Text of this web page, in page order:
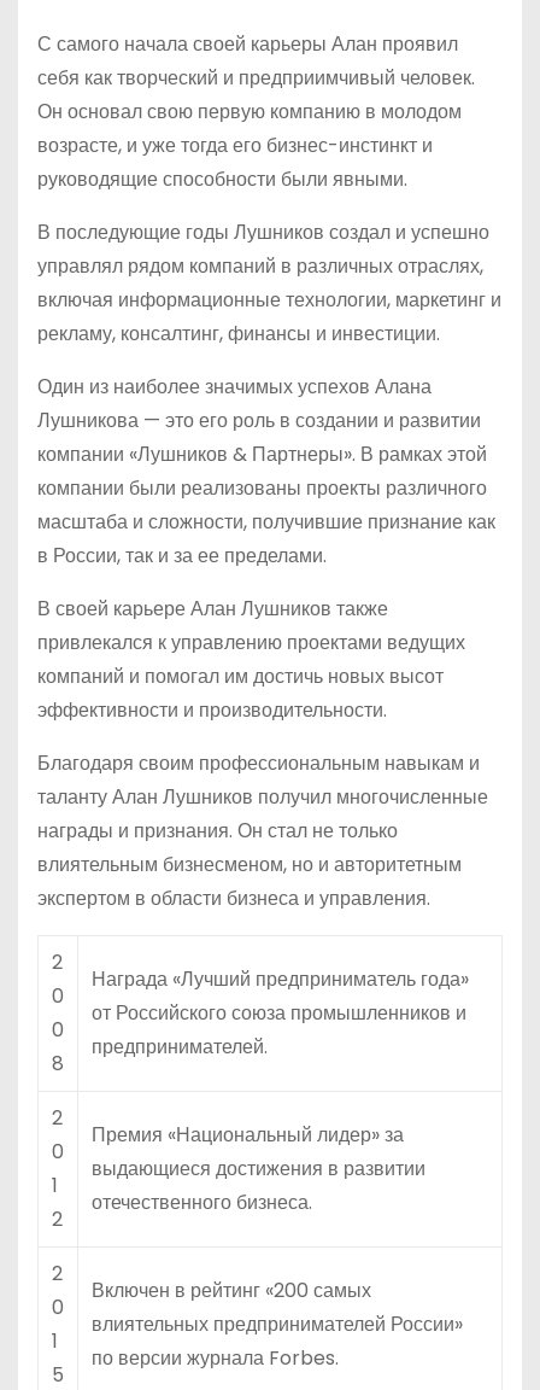
С самого начала своей карьеры Алан проявил
себя как творческий и предприимчивый человек.
Он основал свою первую компанию в молодом
возрасте, и уже тогда его бизнес-инстинкт и
руководящие способности были явными.
В последующие годы Лушников создал и успешно
управлял рядом компаний в различных отраслях,
включая информационные технологии, маркетинг и
рекламу, консалтинг, финансы и инвестиции.
Один из наиболее значимых успехов Алана
Лушникова — это его роль в создании и развитии
компании «Лушников & Партнеры». В рамках этой
компании были реализованы проекты различного
масштаба и сложности, получившие признание как
в России, так и за ее пределами.
В своей карьере Алан Лушников также
привлекался к управлению проектами ведущих
компаний и помогал им достичь новых высот
эффективности и производительности.
Благодаря своим профессиональным навыкам и
таланту Алан Лушников получил многочисленные
награды и признания. Он стал не только
влиятельным бизнесменом, но и авторитетным
экспертом в области бизнеса и управления.
2
0
0
8
Награда «Лучший предприниматель года»
от Российского союза промышленников и
предпринимателей.
2
0
1
2
Премия «Национальный лидер» за
выдающиеся достижения в развитии
отечественного бизнеса.
2
0
1
5
Включен в рейтинг «200 самых
влиятельных предпринимателей России»
по версии журнала Forbes.